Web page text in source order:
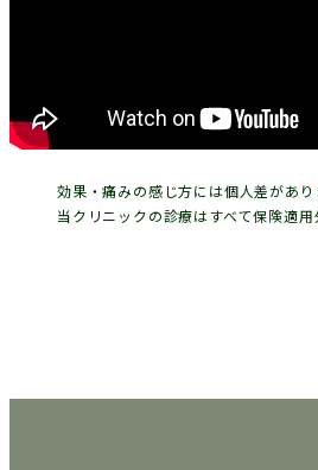
効果・痛みの感じ方には個人差があり
当クリニックの診療はすべて保険適用